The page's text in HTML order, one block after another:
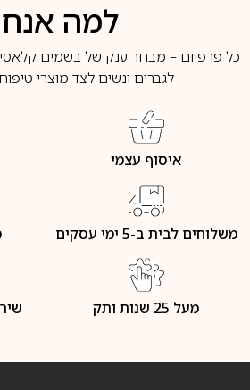
למה
כל פרפיום – מבחר ענק של בשמים
לגברים ונשים לצד מוצרי
איסוף עצמי
משלוחים לבית ב-5 ימי עסקים
מעל 25 שנות ותק